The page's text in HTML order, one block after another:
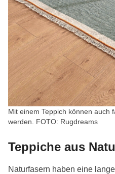
Mit einem Teppich können auch
werden. FOTO: Rugdreams
Teppiche aus
Naturfasern haben eine